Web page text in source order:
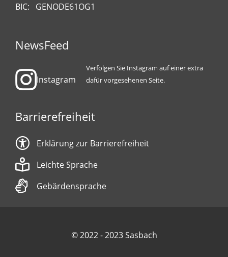
BIC: GENODE61OG1
NewsFeed
Instagram
Verfolgen Sie Instagram auf einer extra
dafür vorgesehenen Seite.
Barrierefreiheit
Erklärung zur Barrierefreiheit
Leichte Sprache
Gebärdensprache
© 2022 - 2023 Sasbach